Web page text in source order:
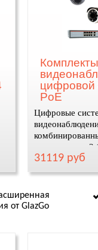
Комплекты
цифровой
PoE
Цифровые
разрешением
31119 руб
от GlazGo